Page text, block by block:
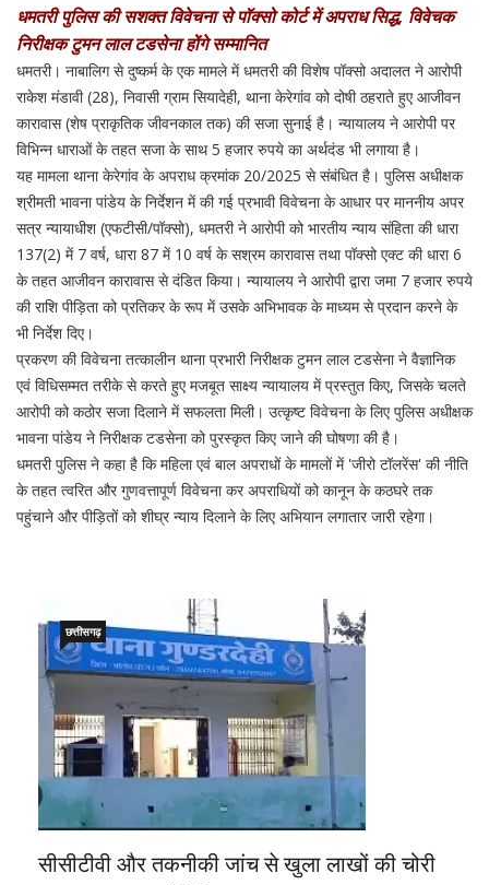
धमतरी पुलिस की सशक्त विवेचना से पॉक्सो कोर्ट में अपराध सिद्ध, विवेचक
निरीक्षक टुमन लाल टडसेना होंगे सम्मानित
धमतरी। नाबालिग से दुष्कर्म के एक मामले में धमतरी की विशेष पॉक्सो अदालत ने आरोपी
राकेश मंडावी (28), निवासी ग्राम सियादेही, थाना केरेगांव को दोषी ठहराते हुए आजीवन
कारावास (शेष प्राकृतिक जीवनकाल तक) की सजा सुनाई है। न्यायालय ने आरोपी पर
विभिन्न धाराओं के तहत सजा के साथ 5 हजार रुपये का अर्थदंड भी लगाया है।
यह मामला थाना केरेगांव के अपराध क्रमांक 20/2025 से संबंधित है। पुलिस अधीक्षक
श्रीमती भावना पांडेय के निर्देशन में की गई प्रभावी विवेचना के आधार पर माननीय अपर
सत्र न्यायाधीश (एफटीसी/पॉक्सो), धमतरी ने आरोपी को भारतीय न्याय संहिता की धारा
137(2) में 7 वर्ष, धारा 87 में 10 वर्ष के सश्रम कारावास तथा पॉक्सो एक्ट की धारा 6
के तहत आजीवन कारावास से दंडित किया। न्यायालय ने आरोपी द्वारा जमा 7 हजार रुपये
की राशि पीड़िता को प्रतिकर के रूप में उसके अभिभावक के माध्यम से प्रदान करने के
भी निर्देश दिए।
प्रकरण की विवेचना तत्कालीन थाना प्रभारी निरीक्षक टुमन लाल टडसेना ने वैज्ञानिक
एवं विधिसम्मत तरीके से करते हुए मजबूत साक्ष्य न्यायालय में प्रस्तुत किए, जिसके चलते
आरोपी को कठोर सजा दिलाने में सफलता मिली। उत्कृष्ट विवेचना के लिए पुलिस अधीक्षक
भावना पांडेय ने निरीक्षक टडसेना को पुरस्कृत किए जाने की घोषणा की है।
धमतरी पुलिस ने कहा है कि महिला एवं बाल अपराधों के मामलों में 'जीरो टॉलरेंस' की नीति
के तहत त्वरित और गुणवत्तापूर्ण विवेचना कर अपराधियों को कानून के कठघरे तक
पहुंचाने और पीड़ितों को शीघ्र न्याय दिलाने के लिए अभियान लगातार जारी रहेगा।
छत्तीसगढ़
सीसीटीवी और तकनीकी जांच से खुला लाखों की चोरी